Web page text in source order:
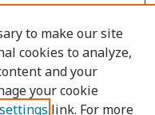
to make our site
cookies to analyze,
and your
your cookie
link. For more